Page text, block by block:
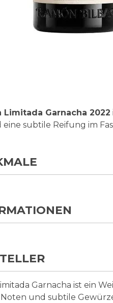
Limitada Garnacha 2022
subtile Reifung im
Garnacha ist ein
und subtile